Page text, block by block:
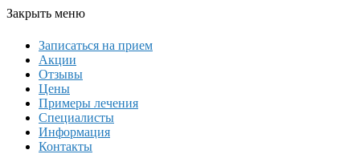
Закрыть меню
Записаться на прием
Акции
Отзывы
Цены
Примеры лечения
Специалисты
Информация
Контакты